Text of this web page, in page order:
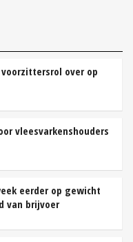
over op
vleesvarkenshouders
eerder op gewicht
van brijvoer